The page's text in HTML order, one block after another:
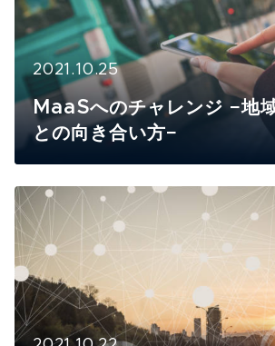
2021.10.25
MaaSへのチャレンジ −地
との向き合い方−